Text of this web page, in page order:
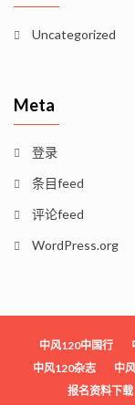
Uncategorized
Meta
登录
条目feed
评论feed
WordPress.org
中风120中国行
中风120杂志
中
报名资料下载